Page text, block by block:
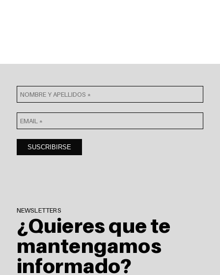
NEWSLETTERS
¿Quieres que te
mantengamos
informado?